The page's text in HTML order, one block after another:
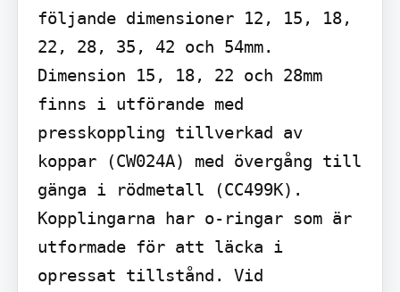
följande dimensioner 12, 15, 18,
22, 28, 35, 42 och 54mm.
Dimension 15, 18, 22 och 28mm
finns i utförande med
presskoppling tillverkad av
koppar (CW024A) med övergång till
gänga i rödmetall (CC499K).
Kopplingarna har o-ringar som är
utformade för att läcka i
opressat tillstånd. Vid